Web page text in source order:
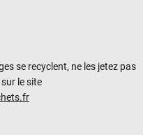
se recyclent, ne les jetez pas
le site